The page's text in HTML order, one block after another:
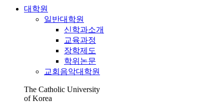
대학원
일반대학원
신학과소개
교육과정
장학제도
학위논문
교회음악대학원
The Catholic University
of Korea